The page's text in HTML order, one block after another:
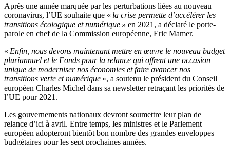
Après une année marquée par les perturbations liées au nouveau
coronavirus, l’UE souhaite que « la crise permette d’accélérer les
transitions écologique et numérique » en 2021, a déclaré le porte-
parole en chef de la Commission européenne, Eric Mamer.
« Enfin, nous devons maintenant mettre en œuvre le nouveau budget
pluriannuel et le Fonds pour la relance qui offrent une occasion
unique de moderniser nos économies et faire avancer nos
transitions verte et numérique », a soutenu le président du Conseil
européen Charles Michel dans sa newsletter retraçant les priorités de
l’UE pour 2021.
Les gouvernements nationaux devront soumettre leur plan de
relance d’ici à avril. Entre temps, les ministres et le Parlement
européen adopteront bientôt bon nombre des grandes enveloppes
budgétaires pour les sept prochaines années.